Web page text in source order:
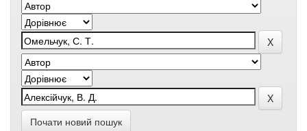
Почати новий пошук